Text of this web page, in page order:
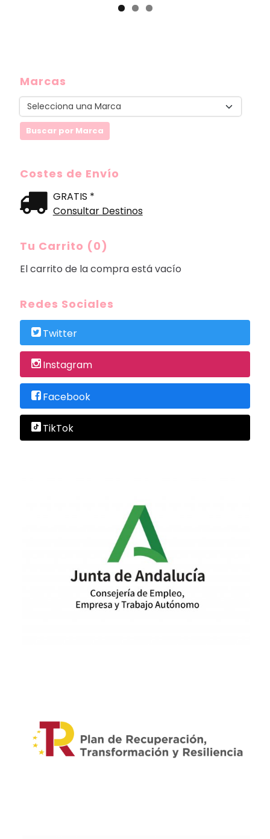
Marcas
Costes de Envío
GRATIS *
Consultar Destinos
Tu Carrito (0)
El carrito de la compra está vacío
Redes Sociales
Twitter
Instagram
Facebook
TikTok